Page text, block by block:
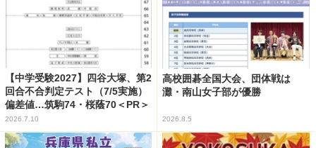
【中学受験2027】四谷大塚、第2
回合不合判定テスト（7/5実施）
偏差値…筑駒74・桜蔭70＜PR＞
2026.7.10
高校囲碁全国大会、団体戦は
灘・南山女子部が優勝
2026.8.5